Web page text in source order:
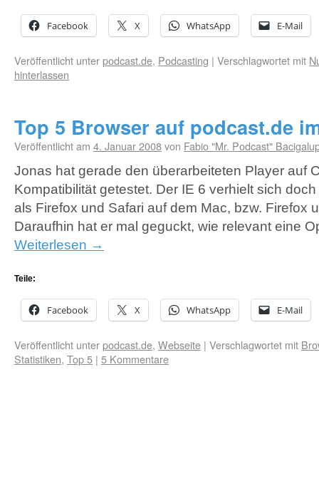
Facebook X WhatsApp E-Mail
Veröffentlicht unterpodcast.de, Podcasting | Verschlagwortet mit
hinterlassen
Top 5 Browser auf podcast.de
Veröffentlicht am 4. Januar 2008von Fabio "Mr. Podcast"
Jonas hat gerade den überarbeiteten Player auf
Kompatibilität getestet. Der IE 6 verhielt sich
als Firefox und Safari auf dem Mac, bzw. Firefox
Daraufhin hat er mal geguckt, wie relevant eine
Weiterlesen →
Teile:
Facebook X WhatsApp E-Mail
Veröffentlicht unterpodcast.de, Webseite | Verschlagwortet mit
Statistiken, Top 5 | 5 Kommentare